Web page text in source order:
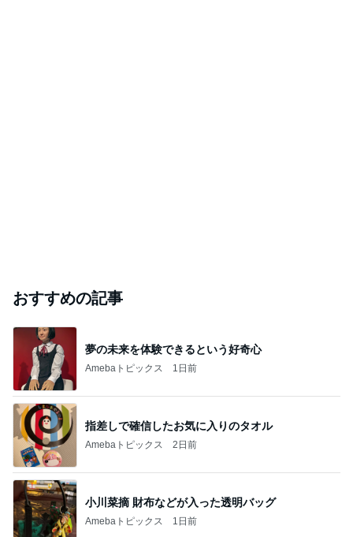
おすすめの記事
夢の未来を体験できるという好奇心
Amebaトピックス 1日前
指差しで確信したお気に入りのタオル
Amebaトピックス 2日前
小川菜摘 財布などが入った透明バッグ
Amebaトピックス 1日前